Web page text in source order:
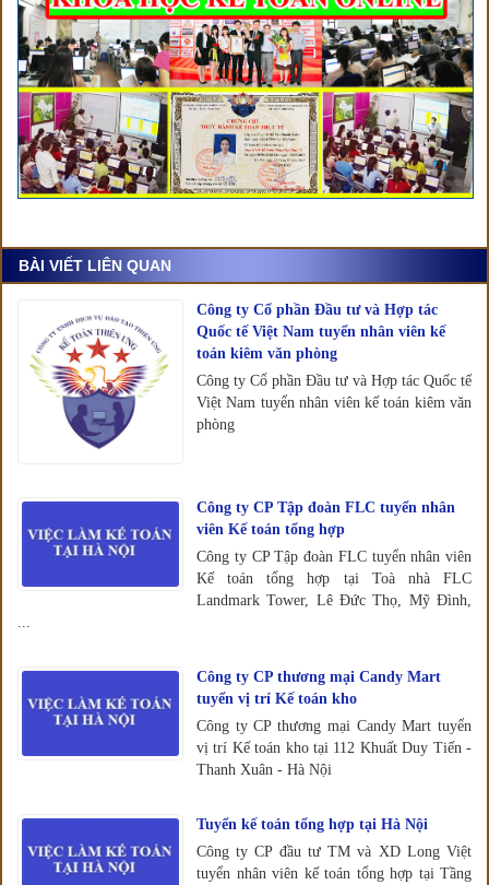
BÀI VIẾT LIÊN QUAN
Công ty Cổ phần Đầu tư và Hợp tác
Quốc tế Việt Nam tuyển nhân viên kế
toán kiêm văn phòng
Công ty Cổ phần Đầu tư và Hợp tác Quốc tế
Việt Nam tuyển nhân viên kế toán kiêm văn
phòng
Công ty CP Tập đoàn FLC tuyển nhân
viên Kế toán tổng hợp
Công ty CP Tập đoàn FLC tuyển nhân viên
Kế toán tổng hợp tại Toà nhà FLC
Landmark Tower, Lê Đức Thọ, Mỹ Đình,
...
Công ty CP thương mại Candy Mart
tuyển vị trí Kế toán kho
Công ty CP thương mại Candy Mart tuyển
vị trí Kế toán kho tại 112 Khuất Duy Tiến -
Thanh Xuân - Hà Nội
Tuyển kế toán tổng hợp tại Hà Nội
Công ty CP đầu tư TM và XD Long Việt
tuyển nhân viên kế toán tổng hợp tại Tầng